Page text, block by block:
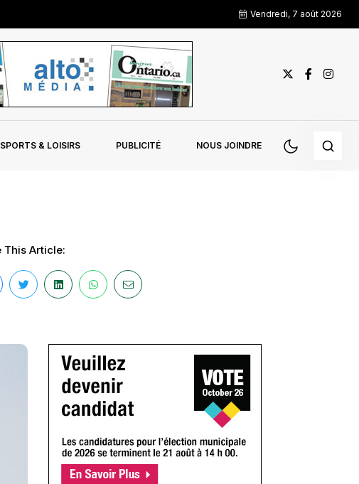
Vendredi, 7 août 2026
SPORTS & LOISIRS PUBLICITÉ NOUS JOINDRE
This Article: